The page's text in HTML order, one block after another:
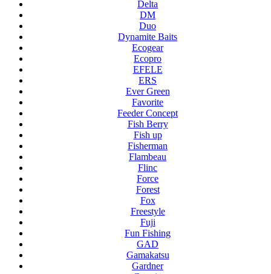
Delta
DM
Duo
Dynamite Baits
Ecogear
Ecopro
EFELE
ERS
Ever Green
Favorite
Feeder Concept
Fish Berry
Fish up
Fisherman
Flambeau
Flinc
Force
Forest
Fox
Freestyle
Fuji
Fun Fishing
GAD
Gamakatsu
Gardner